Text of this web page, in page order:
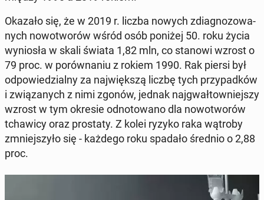
Okazało się, że w 2019 r. liczba nowych zdia­gno­zo­wa­
nych no­wo­two­rów wśród osób poniżej 50. roku życia
wy­nio­sła w skali świata 1,82 mln, co stanowi wzrost o
79 proc. w po­rów­na­niu z rokiem 1990. Rak piersi był
od­po­wie­dzial­ny za naj­więk­szą liczbę tych przy­pad­ków
i zwią­za­nych z nimi zgonów, jednak naj­gwał­tow­niej­szy
wzrost w tym okresie od­no­to­wa­no dla no­wo­two­rów
tcha­wi­cy oraz pro­sta­ty. Z kolei ryzyko raka wątroby
zmniej­szy­ło się - każdego roku spadało średnio o 2,88
proc.